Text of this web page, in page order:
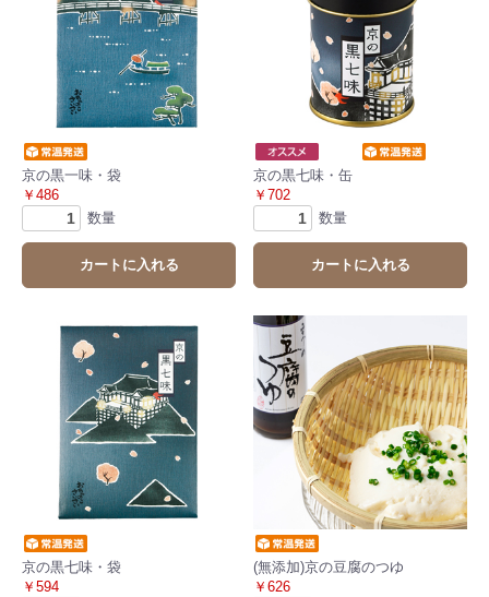
京の黒一味・袋
￥486
数量
カートに入れる
京の黒七味・缶
￥702
数量
カートに入れる
京の黒七味・袋
￥594
(無添加)京の豆腐のつゆ
￥626